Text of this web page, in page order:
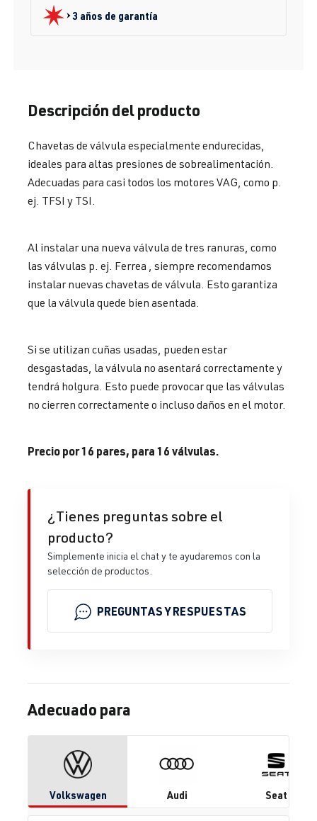
3 años de garantía
Descripción del producto
Chavetas de válvula especialmente endurecidas,
ideales para altas presiones de sobrealimentación.
Adecuadas para casi todos los motores VAG, como p.
ej. TFSI y TSI.
Al instalar una nueva válvula de tres ranuras, como
las válvulas p. ej. Ferrea , siempre recomendamos
instalar nuevas chavetas de válvula. Esto garantiza
que la válvula quede bien asentada.
Si se utilizan cuñas usadas, pueden estar
desgastadas, la válvula no asentará correctamente y
tendrá holgura. Esto puede provocar que las válvulas
no cierren correctamente o incluso daños en el motor.
Precio por 16 pares, para 16 válvulas.
¿Tienes preguntas sobre el
producto?
Simplemente inicia el chat y te ayudaremos con la
selección de productos.
PREGUNTAS Y RESPUESTAS
Adecuado para
Volkswagen Audi Seat